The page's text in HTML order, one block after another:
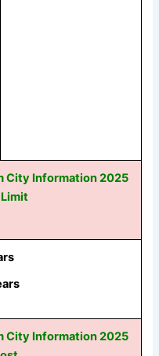
City Information 2025
City Information 2025